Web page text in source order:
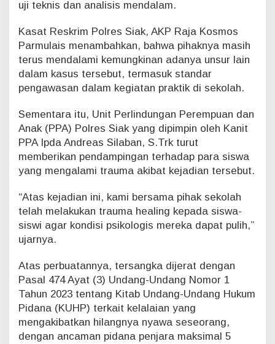
uji teknis dan analisis mendalam.
Kasat Reskrim Polres Siak, AKP Raja Kosmos
Parmulais menambahkan, bahwa pihaknya masih
terus mendalami kemungkinan adanya unsur lain
dalam kasus tersebut, termasuk standar
pengawasan dalam kegiatan praktik di sekolah.
Sementara itu, Unit Perlindungan Perempuan dan
Anak (PPA) Polres Siak yang dipimpin oleh Kanit
PPA Ipda Andreas Silaban, S.Trk turut
memberikan pendampingan terhadap para siswa
yang mengalami trauma akibat kejadian tersebut.
“Atas kejadian ini, kami bersama pihak sekolah
telah melakukan trauma healing kepada siswa-
siswi agar kondisi psikologis mereka dapat pulih,”
ujarnya.
Atas perbuatannya, tersangka dijerat dengan
Pasal 474 Ayat (3) Undang-Undang Nomor 1
Tahun 2023 tentang Kitab Undang-Undang Hukum
Pidana (KUHP) terkait kelalaian yang
mengakibatkan hilangnya nyawa seseorang,
dengan ancaman pidana penjara maksimal 5